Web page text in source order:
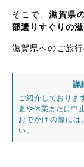
そこで、滋賀県
部選りすぐりの
滋賀県へのご旅
詳
ご紹介しておりま
更や休業または中
おでかけの際には
い。